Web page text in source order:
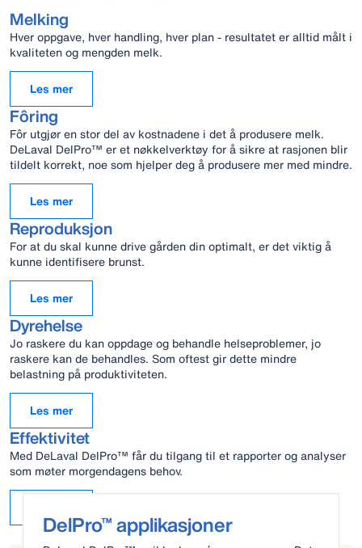
Melking
Hver oppgave, hver handling, hver plan - resultatet er alltid målt i
kvaliteten og mengden melk.
Les mer
Fôring
Fôr utgjør en stor del av kostnadene i det å produsere melk.
DeLaval DelPro™ er et nøkkelverktøy for å sikre at rasjonen blir
tildelt korrekt, noe som hjelper deg å produsere mer med mindre.
Les mer
Reproduksjon
For at du skal kunne drive gården din optimalt, er det viktig å
kunne identifisere brunst.
Les mer
Dyrehelse
Jo raskere du kan oppdage og behandle helseproblemer, jo
raskere kan de behandles. Som oftest gir dette mindre
belastning på produktiviteten.
Les mer
Effektivitet
Med DeLaval DelPro™ får du tilgang til et rapporter og analyser
som møter morgendagens behov.
DelPro™ applikasjoner